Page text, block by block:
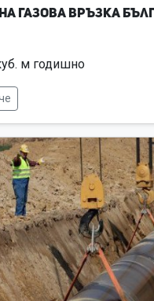
Газова връзка
м годишно